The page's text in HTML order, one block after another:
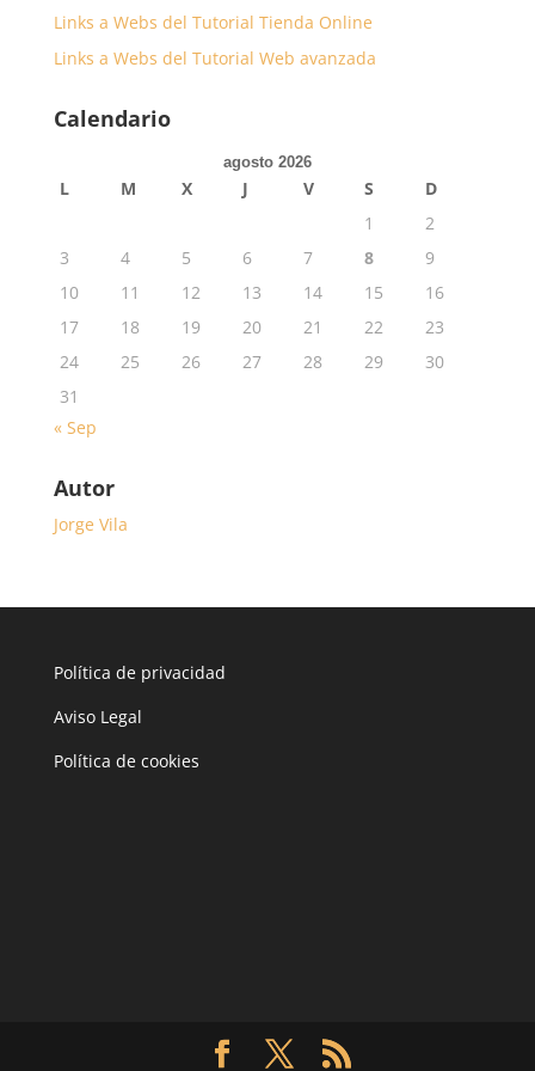
Links a Webs del Tutorial Tienda Online
Links a Webs del Tutorial Web avanzada
Calendario
agosto 2026
L M X J V S
D
1
2
3
4 5 6 7 8
9
10
11 12 13 14 15
16
17
18 19 20 21 22
23
24
25 26 27 28 29
30
31
« Sep
Autor
Jorge Vila
Política de privacidad
Aviso Legal
Política de cookies